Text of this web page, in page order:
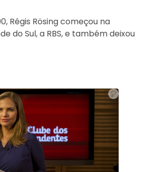
Régis Rösing começou na
do Sul, a RBS, e também deixou